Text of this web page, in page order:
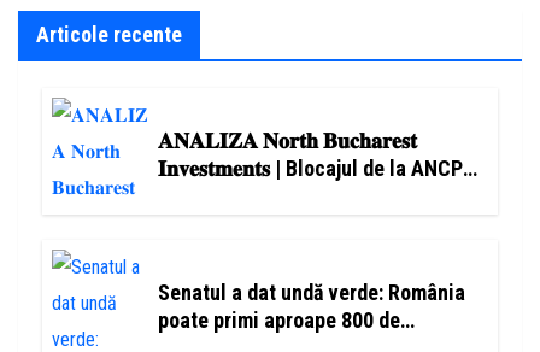
Articole recente
𝐀𝐍𝐀𝐋𝐈𝐙𝐀 𝐍𝐨𝐫𝐭𝐡 𝐁𝐮𝐜𝐡𝐚𝐫𝐞𝐬𝐭
𝐈𝐧𝐯𝐞𝐬𝐭𝐦𝐞𝐧𝐭𝐬 | Blocajul de la ANCPI
Senatul a dat undă verde: România
poate primi aproape 800 de